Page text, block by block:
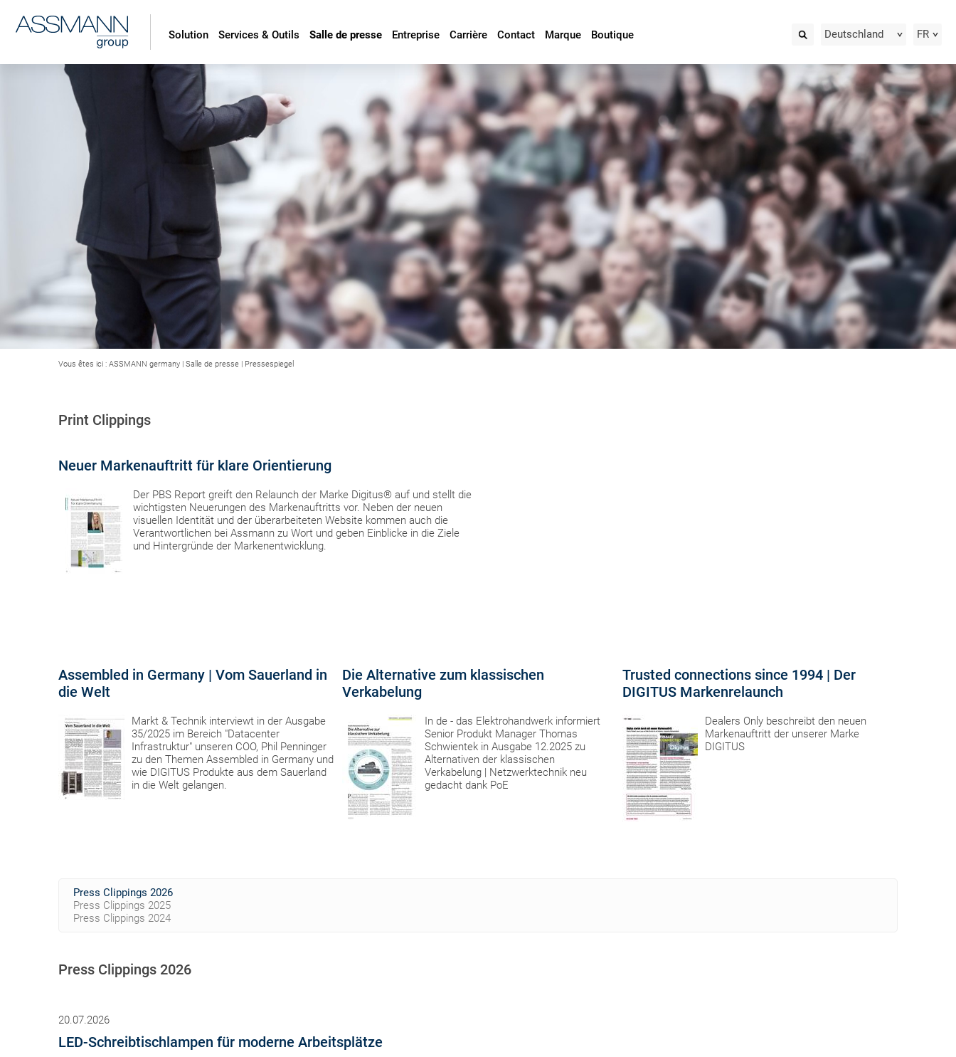
Deutschland FR
Solution Services & Outils Salle de presse Entreprise Carrière Contact Marque Boutique
Vous êtes ici : ASSMANN germany | Salle de presse | Pressespiegel
Print Clippings
Neuer Markenauftritt für klare Orientierung
Der PBS Report greift den Relaunch der Marke Digitus® auf und stellt die
wichtigsten Neuerungen des Markenauftritts vor. Neben der neuen
visuellen Identität und der überarbeiteten Website kommen auch die
Verantwortlichen bei Assmann zu Wort und geben Einblicke in die Ziele
und Hintergründe der Markenentwicklung.
Assembled in Germany | Vom Sauerland in
die Welt
Markt & Technik interviewt in der Ausgabe
35/2025 im Bereich "Datacenter
Infrastruktur" unseren COO, Phil Penninger
zu den Themen Assembled in Germany und
wie DIGITUS Produkte aus dem Sauerland
in die Welt gelangen.
Die Alternative zum klassischen
Verkabelung
In de - das Elektrohandwerk informiert
Senior Produkt Manager Thomas
Schwientek in Ausgabe 12.2025 zu
Alternativen der klassischen
Verkabelung | Netzwerktechnik neu
gedacht dank PoE
Trusted connections since 1994 | Der
DIGITUS Markenrelaunch
Dealers Only beschreibt den neuen
Markenauftritt der unserer Marke
DIGITUS
Press Clippings 2026
Press Clippings 2025
Press Clippings 2024
Press Clippings 2026
20.07.2026
LED-Schreibtischlampen für moderne Arbeitsplätze